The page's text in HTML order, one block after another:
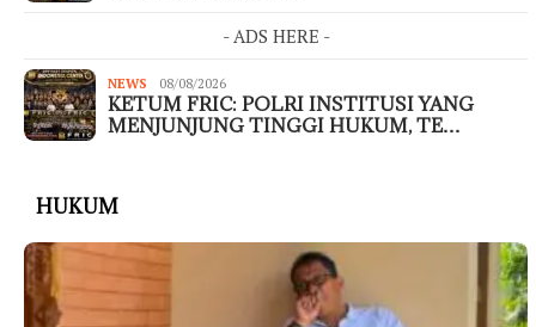
- ADS HERE -
NEWS 08/08/2026
KETUM FRIC: POLRI INSTITUSI YANG
MENJUNJUNG TINGGI HUKUM, TE…
HUKUM